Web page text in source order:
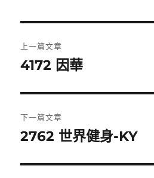
章
覽
上一篇文章
上
篇
文
章:
4172 因華
下一篇文章
下
篇
2762 世界健身-KY